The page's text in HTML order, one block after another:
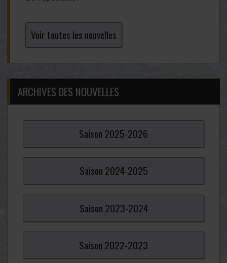
Voir toutes les nouvelles
ARCHIVES DES NOUVELLES
Saison 2025-2026
Saison 2024-2025
Saison 2023-2024
Saison 2022-2023